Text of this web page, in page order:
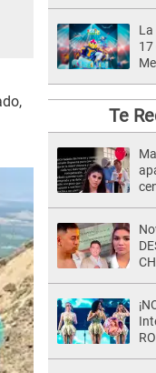
La
17
Te